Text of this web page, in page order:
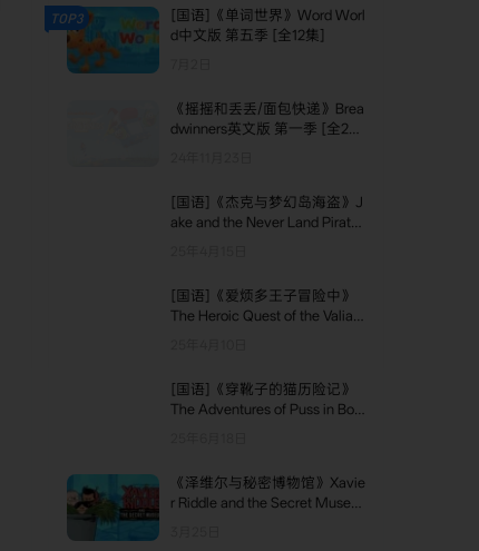
TOP3
[国语]《单词世界》Word Worl
d中文版 第五季 [全12集]
《摇摇和丢丢/面包快递》Brea
dwinners英文版 第一季 [全20
[国语]《杰克与梦幻岛海盗》J
ake and the Never Land Pirates
[国语]《爱烦多王子冒险中》
The Heroic Quest of the Valiant
[国语]《穿靴子的猫历险记》
The Adventures of Puss in Boo
《泽维尔与秘密博物馆》Xavie
r Riddle and the Secret Museu